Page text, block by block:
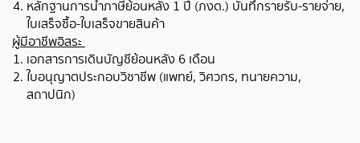
หลักฐานการนำภาษีย้อนหลัง 1 ปี (ภงด.) บันทึกรายรับ-รายจ่าย,
ใบเสร็จซื้อ-ใบเสร็จขายสินค้า
ผู้มีอาชีพอิสระ
เอกสารการเดินบัญชีย้อนหลัง 6 เดือน
ใบอนุญาตประกอบวิชาชีพ (แพทย์, วิศวกร, ทนายความ,
สถาปนิก)